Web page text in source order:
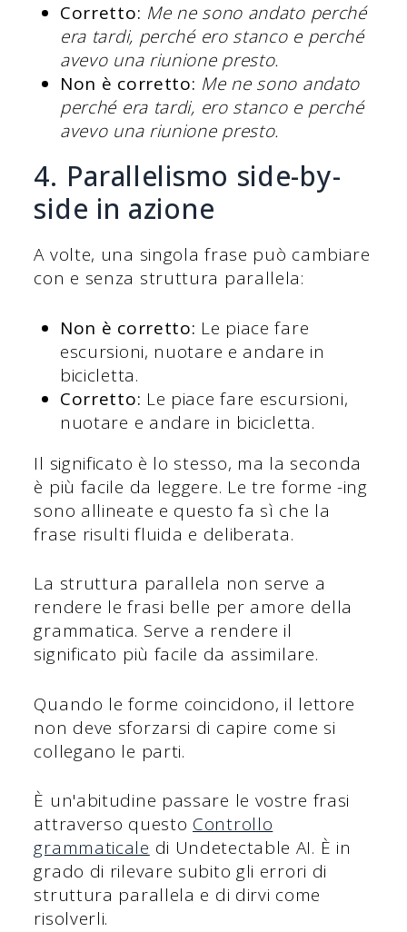
Corretto: Me ne sono andato perché
era tardi, perché ero stanco e perché
avevo una riunione presto.
Non è corretto: Me ne sono andato
perché era tardi, ero stanco e perché
avevo una riunione presto.
4. Parallelismo side-by-
side in azione
A volte, una singola frase può cambiare
con e senza struttura parallela:
Non è corretto: Le piace fare
escursioni, nuotare e andare in
bicicletta.
Corretto: Le piace fare escursioni,
nuotare e andare in bicicletta.
Il significato è lo stesso, ma la seconda
è più facile da leggere. Le tre forme -ing
sono allineate e questo fa sì che la
frase risulti fluida e deliberata.
La struttura parallela non serve a
rendere le frasi belle per amore della
grammatica. Serve a rendere il
significato più facile da assimilare.
Quando le forme coincidono, il lettore
non deve sforzarsi di capire come si
collegano le parti.
È un'abitudine passare le vostre frasi
attraverso questo Controllo
grammaticale di Undetectable AI. È in
grado di rilevare subito gli errori di
struttura parallela e di dirvi come
risolverli.